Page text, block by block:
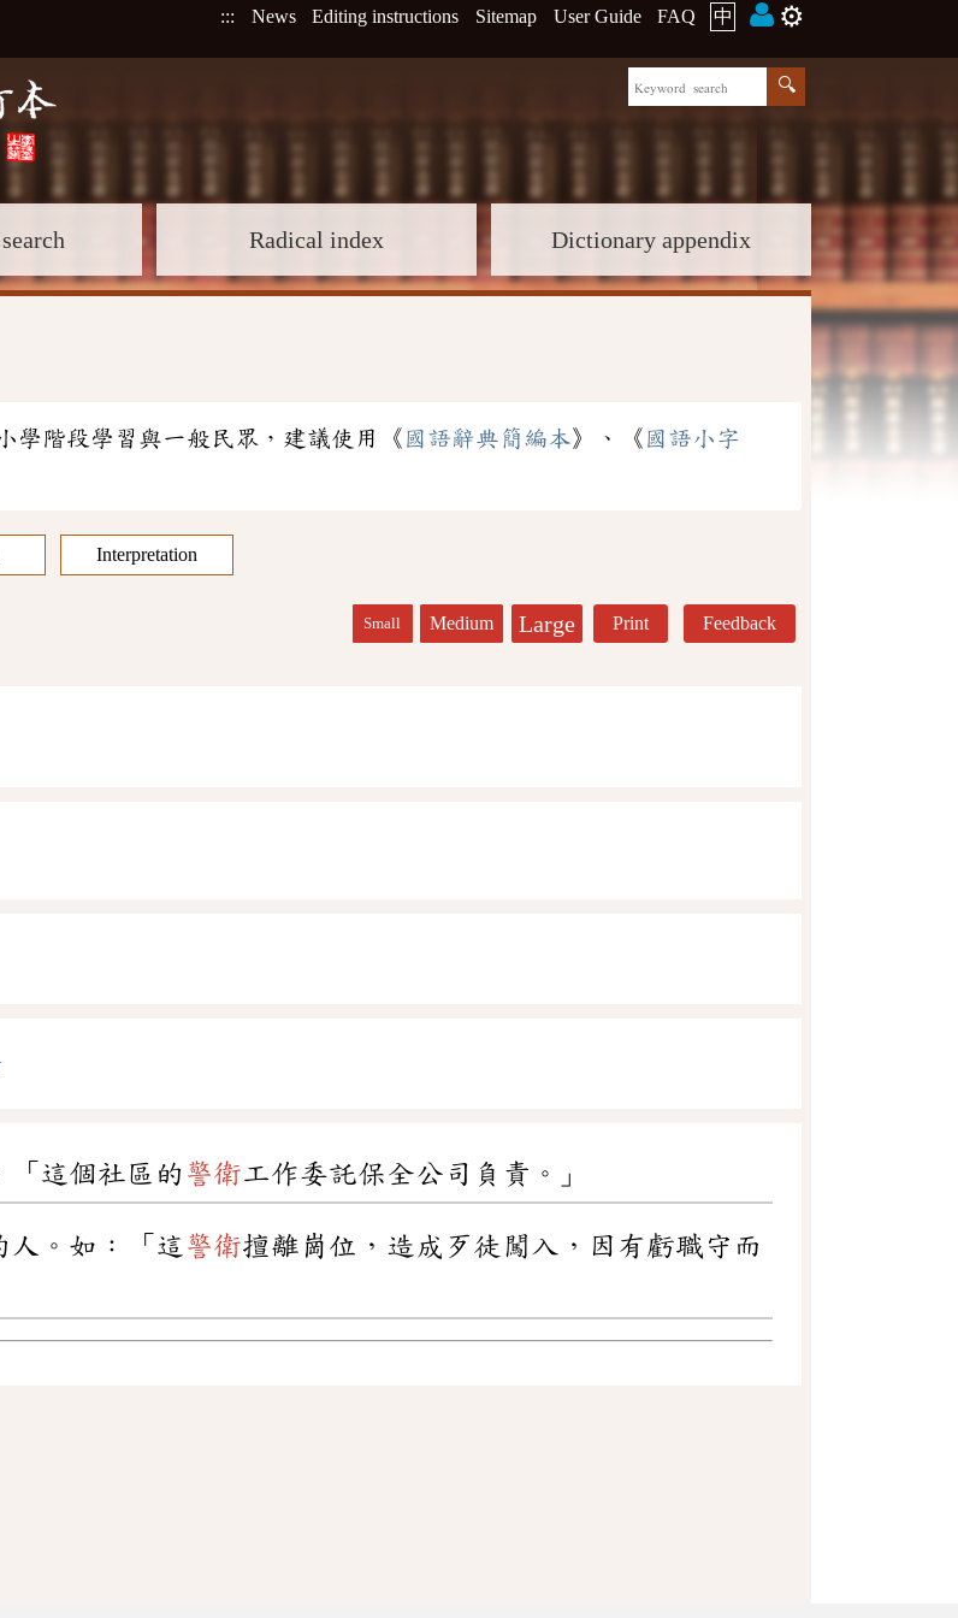
::: News Editing instructions Sitemap User Guide FAQ 中 ⚙️
Radical index Dictionary appendix
學階段學習與一般民眾，建議使用《 國語辭典簡編本》、《 國語小字
Interpretation
Small Medium Large Print Feedback
「這個社區的 警衛工作委託保全公司負責。」
人。如：「這 警衛擅離崗位，造成歹徒闖入，因有虧職守而